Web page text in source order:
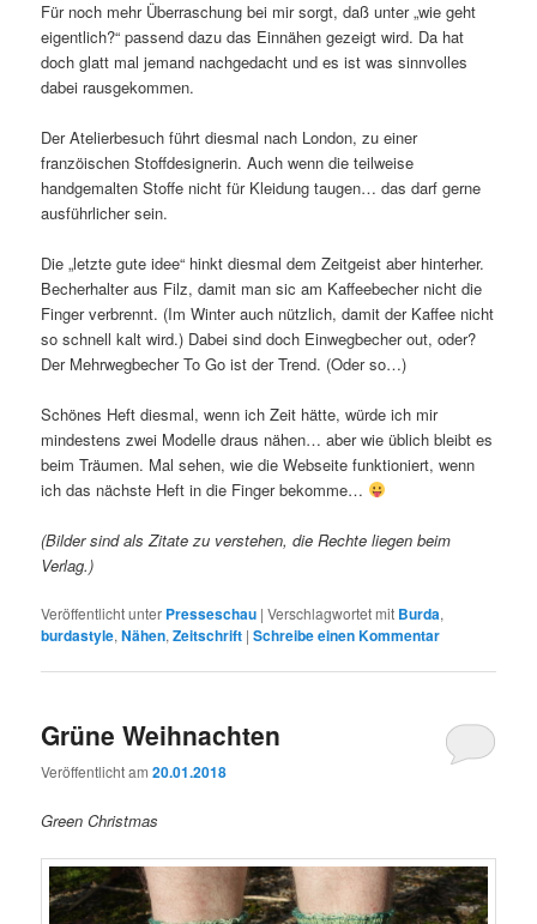
Für noch mehr Überraschung bei mir sorgt, daß unter „wie geht
eigentlich?“ passend dazu das Einnähen gezeigt wird. Da hat
doch glatt mal jemand nachgedacht und es ist was sinnvolles
dabei rausgekommen.
Der Atelierbesuch führt diesmal nach London, zu einer
franzöischen Stoffdesignerin. Auch wenn die teilweise
handgemalten Stoffe nicht für Kleidung taugen… das darf gerne
ausführlicher sein.
Die „letzte gute idee“ hinkt diesmal dem Zeitgeist aber hinterher.
Becherhalter aus Filz, damit man sic am Kaffeebecher nicht die
Finger verbrennt. (Im Winter auch nützlich, damit der Kaffee nicht
so schnell kalt wird.) Dabei sind doch Einwegbecher out, oder?
Der Mehrwegbecher To Go ist der Trend. (Oder so…)
Schönes Heft diesmal, wenn ich Zeit hätte, würde ich mir
mindestens zwei Modelle draus nähen… aber wie üblich bleibt es
beim Träumen. Mal sehen, wie die Webseite funktioniert, wenn
ich das nächste Heft in die Finger bekomme…
(Bilder sind als Zitate zu verstehen, die Rechte liegen beim
Verlag.)
Veröffentlicht unter Presseschau |Verschlagwortet mit Burda,
burdastyle,Nähen,Zeitschrift |Schreibe einen Kommentar
Grüne Weihnachten
Veröffentlicht am20.01.2018
Green Christmas